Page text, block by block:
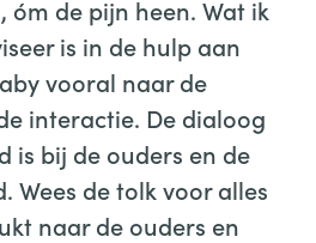
óm de pijn heen. Wat ik
is in de hulp aan
vooral naar de
interactie. De dialoog
is bij de ouders en de
Wees de tolk voor alles
naar de ouders en